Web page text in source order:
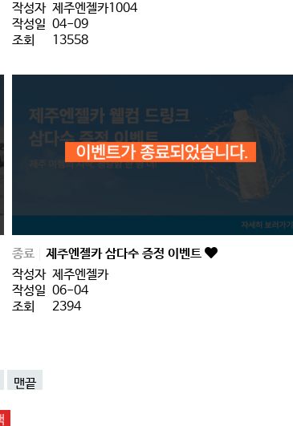
작성자 제주엔젤카1004
작성일 04-09
조회
13558
종료
제주엔젤카 삼다수 증정 이벤트
작성자 제주엔젤카
작성일 06-04
조회
2394
맨끝